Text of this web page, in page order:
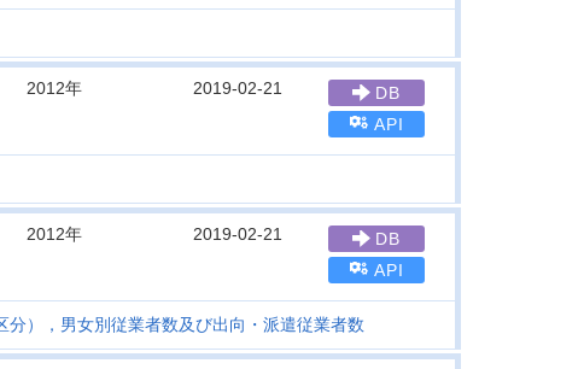
2012年 2019-02-21
DB
API
2012年 2019-02-21
DB
API
），男女別従業者数及び出向・派遣従業者数